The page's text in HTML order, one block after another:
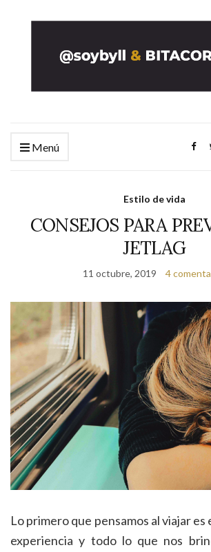
Menú
Estilo de vida
CONSEJOS PARA
JETLAG
11 octubre, 2019 4
Lo primero que pensamos al viajar
experiencia y todo lo que nos